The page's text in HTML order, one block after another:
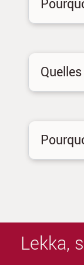
Lekka,